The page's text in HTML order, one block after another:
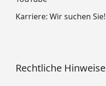
Karriere: Wir suchen Sie!
Rechtliche Hinweise